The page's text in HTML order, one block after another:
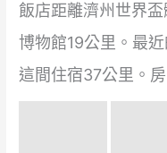
飯店距離濟州世界
博物館19公里。最
這間住宿37公里。房